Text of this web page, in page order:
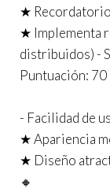
★ Recordatorio
★ Implementa
distribuidos) -
Puntuación: 70
- Facilidad de
★ Apariencia
★ Diseño
🔸